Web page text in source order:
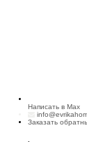
Написать в Max
Заказать